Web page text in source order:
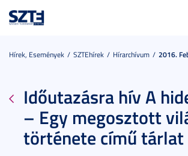
Hírek, Események SZTEhírek Hírarchívum 2016.
Időutazásra hív A
– Egy megosztott
története című tárlat